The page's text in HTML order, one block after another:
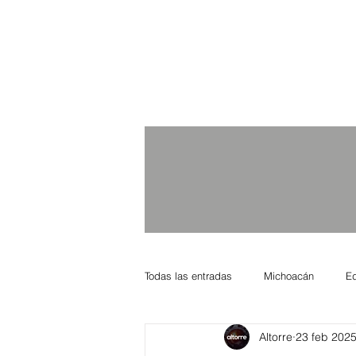
Todas las entradas Michoacán
Nacional Internacional
Altorre 23 feb 2025